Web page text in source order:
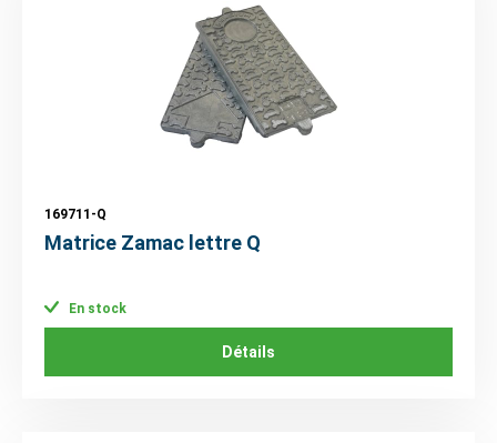
169711-Q
Matrice Zamac lettre Q
En stock
Détails